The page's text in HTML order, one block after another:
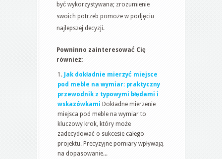
być wykorzystywana; zrozumienie
swoich potrzeb pomoże w podjęciu
najlepszej decyzji.
Powninno zainteresować Cię
również:
Jak dokładnie mierzyć miejsce
pod meble na wymiar: praktyczny
przewodnik z typowymi błędami i
wskazówkami Dokładne mierzenie
miejsca pod meble na wymiar to
kluczowy krok, który może
zadecydować o sukcesie całego
projektu. Precyzyjne pomiary wpływają
na dopasowanie...